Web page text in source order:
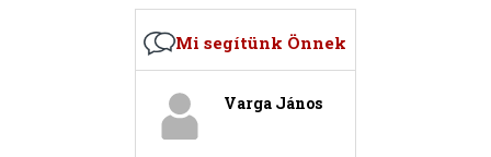
Mi segítünk Önnek
Varga János